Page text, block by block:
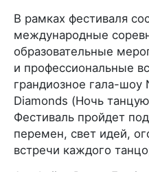
В рамках фестиваля
международные
образовательные
и профессиональные
грандиозное гала-шоу
Diamonds (Ночь
Фестиваль пройдет
перемен, свет идей,
встречи каждого